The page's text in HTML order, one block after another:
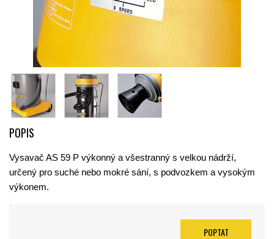
POPIS
Vysavač AS 59 P výkonný a všestranný s velkou nádrží,
určený pro suché nebo mokré sání, s podvozkem a vysokým
výkonem.
POPTAT